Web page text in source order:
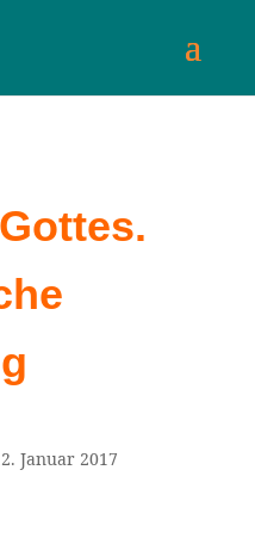
Januar 2017